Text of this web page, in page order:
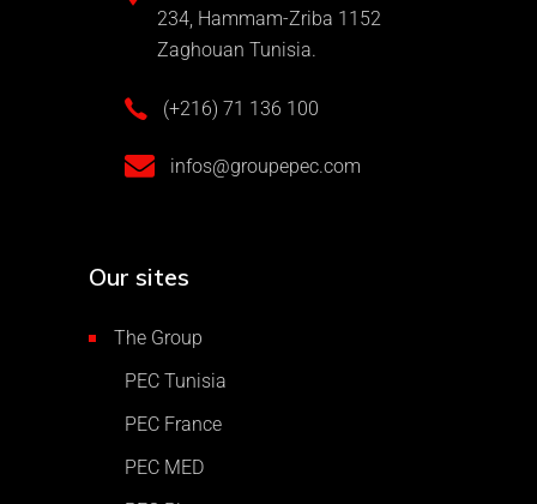
234, Hammam-Zriba 1152
Zaghouan Tunisia.
(+216) 71 136 100
infos@groupepec.com
Our sites
The Group
PEC Tunisia
PEC France
PEC MED